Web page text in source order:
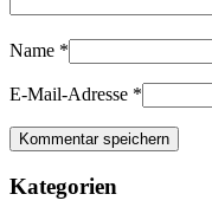
Name *
E-Mail-Adresse *
Kategorien